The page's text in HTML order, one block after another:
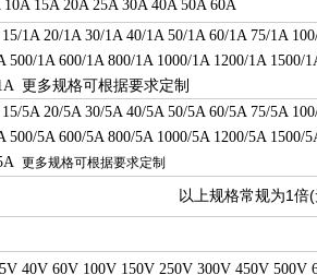
10A 15A 20A 25A 30A 40A 50A 60A
1A 20/1A 30/1A 40/1A 50/1A 60/1A 75/1A
500/1A 600/1A 800/1A 1000/1A 1200/1A 1500/
更多规格可根据要求定制
5A 20/5A 30/5A 40/5A 50/5A 60/5A 75/5A
500/5A 600/5A 800/5A 1000/5A 1200/5A 1500/
更多规格可根据要求定制
以上规格常规为1倍
40V 60V 100V 150V 250V 300V 450V 500V